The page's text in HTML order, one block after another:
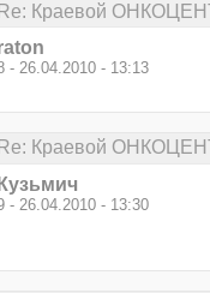
Re: Краевой
- 26.04.2010 - 13:13
Re: Краевой
Кузьмич
- 26.04.2010 - 13:30